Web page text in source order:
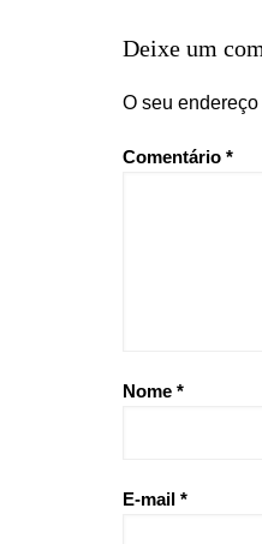
Deixe um
O seu
Comentário *
Nome *
E-mail *